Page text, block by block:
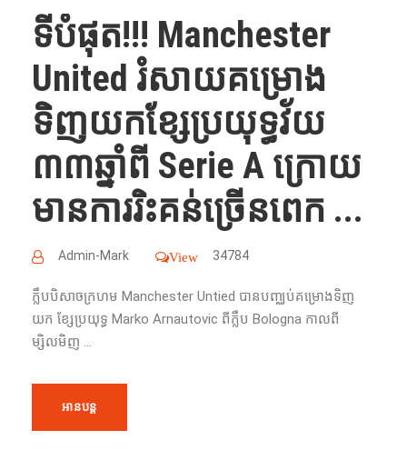
ទីបំផុត!!! Manchester
United រំសាយ​គម្រោង​
ទិញ​យក​ខ្សែប្រយុទ្ធ​វ័យ​
៣៣ឆ្នាំ​ពី​ Serie A ក្រោយ​
មាន​ការ​រិះគន់​ច្រើន​ពេក​ ...
Admin-Mark View 34784
ក្លឹបបិសាចក្រហម​ Manchester Untied បាន​បញ្ឈប់​គម្រោង​ទិញ​
យក​ ខ្សែប្រយុទ្ធ​ Marko Arnautovic ពី​ក្លឹប​ Bologna កាលពី
ម្សិលមិញ ​...
អានបន្ត